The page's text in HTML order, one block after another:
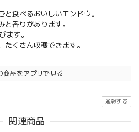
と食べるおいしいエンドウ。
と香りがあります。
ます。
たくさん収穫できます。
商品をアプリで見る
通報する
関連商品